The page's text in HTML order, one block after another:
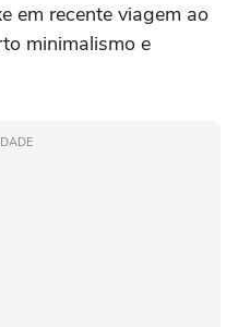
em recente viagem ao
minimalismo e